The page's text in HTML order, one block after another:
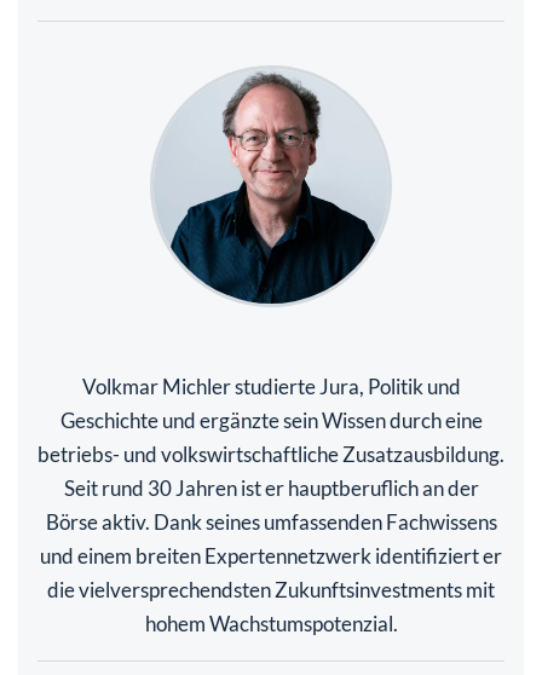
Volkmar Michler studierte Jura, Politik und
Geschichte und ergänzte sein Wissen durch eine
betriebs- und volkswirtschaftliche Zusatzausbildung.
Seit rund 30 Jahren ist er hauptberuflich an der
Börse aktiv. Dank seines umfassenden Fachwissens
und einem breiten Expertennetzwerk identifiziert er
die vielversprechendsten Zukunftsinvestments mit
hohem Wachstumspotenzial.